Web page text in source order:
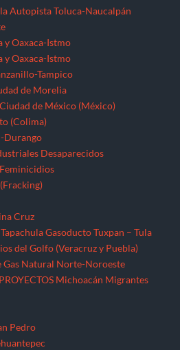
Autopista Toluca-Naucalpán
y Oaxaca-Istmo
y Oaxaca-Istmo
Tampico
de Morelia
de México (México)
(Colima)
Durango
Desaparecidos
Feminicidios
Cruz
Gasoducto Tuxpan – Tula
del Golfo (Veracruz y Puebla)
Gas Natural Norte-Noroeste
Michoacán Migrantes
Pedro